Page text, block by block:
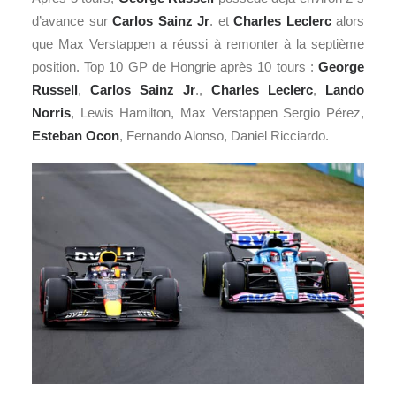
d’avance sur Carlos Sainz Jr. et Charles Leclercalors
que Max Verstappen a réussi à remonter à la septième
position. Top 10 GP de Hongrie après 10 tours : George
Russell, Carlos Sainz Jr., Charles Leclerc, Lando
Norris, Lewis Hamilton, Max Verstappen Sergio Pérez,
Esteban Ocon, Fernando Alonso, Daniel Ricciardo.